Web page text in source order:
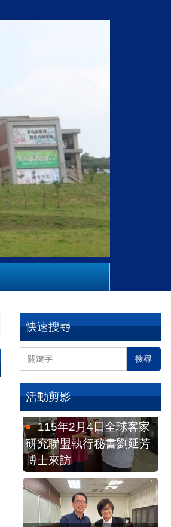
快速搜尋
搜尋
活動剪影
115年6月3日客語專家
徐建芳老師到院討論。
115年2月4日全球客家
研究聯盟執行秘書劉延芳
博士來訪
115年3月24日客發中